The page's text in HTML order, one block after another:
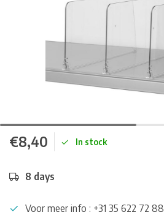
€8,40 In stock
8 days
Voor meer info : +31 35 622 72 88